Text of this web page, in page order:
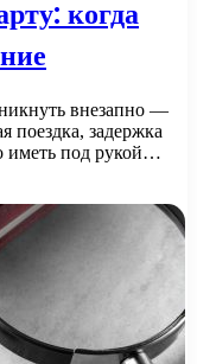
когда
внезапно —
поездка, задержка
иметь под рукой…